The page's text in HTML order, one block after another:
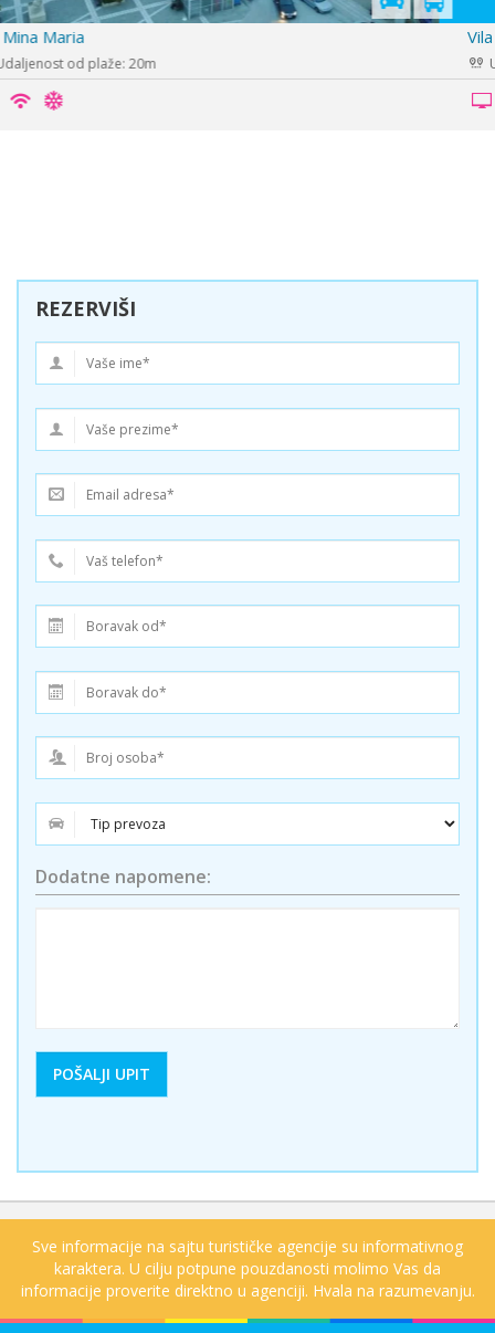
Vila Paradise
Udaljenost od plaže: 80m
REZERVIŠI
Dodatne napomene:
Sve informacije na sajtu turističke agencije su informativnog
karaktera. U cilju potpune pouzdanosti molimo Vas da
informacije proverite direktno u agenciji. Hvala na razumevanju.